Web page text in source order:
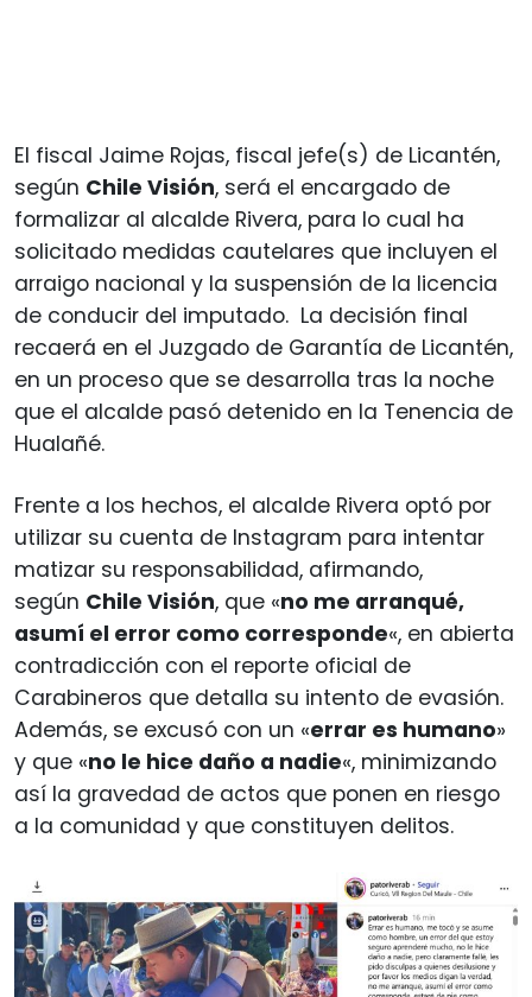
El fiscal Jaime Rojas, fiscal jefe(s) de Licantén,
según Chile Visión, será el encargado de
formalizar al alcalde Rivera, para lo cual ha
solicitado medidas cautelares que incluyen el
arraigo nacional y la suspensión de la licencia
de conducir del imputado. La decisión final
recaerá en el Juzgado de Garantía de Licantén,
en un proceso que se desarrolla tras la noche
que el alcalde pasó detenido en la Tenencia de
Hualañé.
Frente a los hechos, el alcalde Rivera optó por
utilizar su cuenta de Instagram para intentar
matizar su responsabilidad, afirmando,
según Chile Visión, que «no me arranqué,
asumí el error como corresponde«, en abierta
contradicción con el reporte oficial de
Carabineros que detalla su intento de evasión.
Además, se excusó con un «errar es humano»
y que «no le hice daño a nadie«, minimizando
así la gravedad de actos que ponen en riesgo
a la comunidad y que constituyen delitos.